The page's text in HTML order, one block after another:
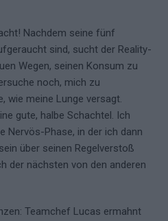
Nachdem seine fünf
sind, sucht der Reality-
Wegen, seinen Konsum zu
noch, mich zu
wie meine Lunge versagt.
gute, halbe Schachtel. Ich
Nervös-Phase, in der ich dann
über seinen Regelverstoß
der nächsten von den anderen
Teamchef Lucas ermahnt